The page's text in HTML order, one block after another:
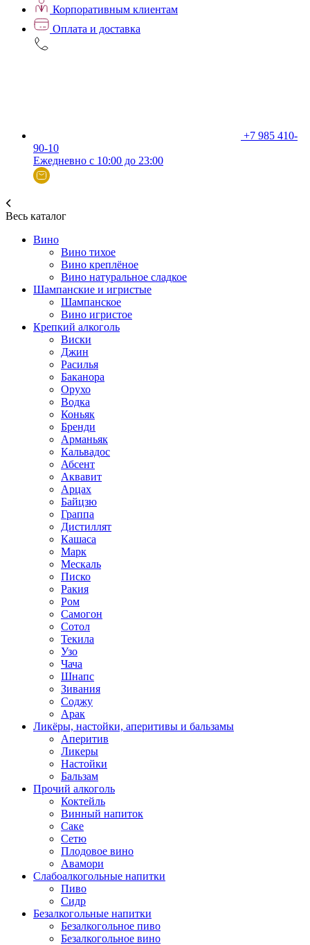
Корпоративным клиентам
Оплата и доставка
+7 985 410-
90-10
Ежедневно с 10:00 до 23:00
Весь каталог
Вино
Вино тихое
Вино креплёное
Вино натуральное сладкое
Шампанские и игристые
Шампанское
Вино игристое
Крепкий алкоголь
Виски
Джин
Расилья
Баканора
Орухо
Водка
Коньяк
Бренди
Арманьяк
Кальвадос
Абсент
Аквавит
Арцах
Байцзю
Граппа
Дистиллят
Кашаса
Марк
Мескаль
Писко
Ракия
Ром
Самогон
Сотол
Текила
Узо
Чача
Шнапс
Зивания
Соджу
Арак
Ликёры, настойки, аперитивы и бальзамы
Аперитив
Ликеры
Настойки
Бальзам
Прочий алкоголь
Коктейль
Винный напиток
Саке
Сетю
Плодовое вино
Авамори
Слабоалкогольные напитки
Пиво
Сидр
Безалкогольные напитки
Безалкогольное пиво
Безалкогольное вино